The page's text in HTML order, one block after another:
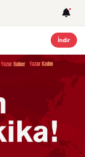
İndir